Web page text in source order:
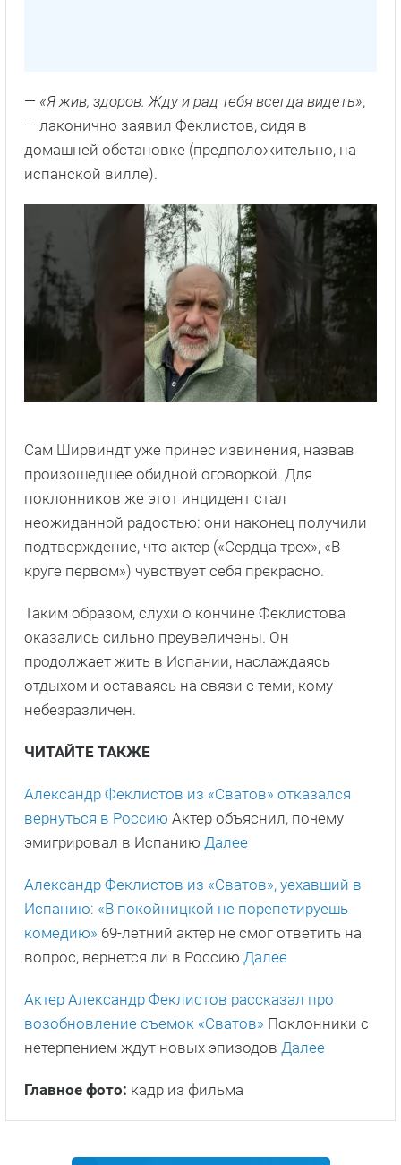
— «Я жив, здоров. Жду и рад тебя всегда видеть»,
— лаконично заявил Феклистов, сидя в
домашней обстановке (предположительно, на
испанской вилле).
Сам Ширвиндт уже принес извинения, назвав
произошедшее обидной оговоркой. Для
поклонников же этот инцидент стал
неожиданной радостью: они наконец получили
подтверждение, что актер («Сердца трех», «В
круге первом») чувствует себя прекрасно.
Таким образом, слухи о кончине Феклистова
оказались сильно преувеличены. Он
продолжает жить в Испании, наслаждаясь
отдыхом и оставаясь на связи с теми, кому
небезразличен.
ЧИТАЙТЕ ТАКЖЕ
Александр Феклистов из «Сватов» отказался
вернуться в Россию Актер объяснил, почему
эмигрировал в Испанию Далее
Александр Феклистов из «Сватов», уехавший в
Испанию: «В покойницкой не порепетируешь
комедию» 69-летний актер не смог ответить на
вопрос, вернется ли в Россию Далее
Актер Александр Феклистов рассказал про
возобновление съемок «Сватов» Поклонники с
нетерпением ждут новых эпизодов Далее
Главное фото: кадр из фильма